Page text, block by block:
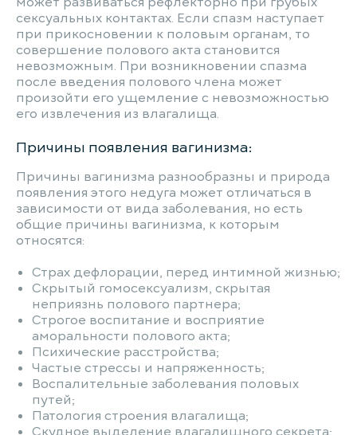
сексуальных контактах. Если спазм наступает
при прикосновении к половым органам, то
совершение полового акта становится
невозможным. При возникновении спазма
после введения полового члена может
произойти его ущемление с невозможностью
его извлечения из влагалища.
Причины появления вагинизма:
Причины вагинизма разнообразны и природа
появления этого недуга может отличаться в
зависимости от вида заболевания, но есть
общие причины вагинизма, к которым
относятся:
Страх дефлорации, перед интимной жизнью;
Скрытый гомосексуализм, скрытая
неприязнь полового партнера;
Строгое воспитание и восприятие
аморальности полового акта;
Психические расстройства;
Частые стрессы и напряженность;
Воспалительные заболевания половых
путей;
Патология строения влагалища;